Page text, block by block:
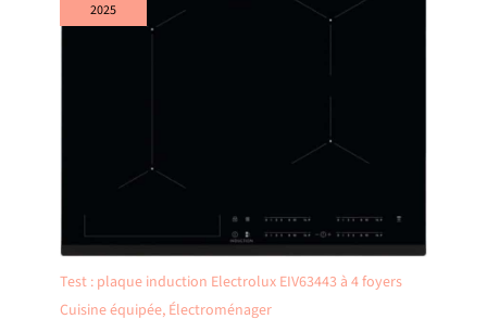
2025
Test : plaque induction Electrolux EIV63443 à 4 foyers
Cuisine équipée, Électroménager